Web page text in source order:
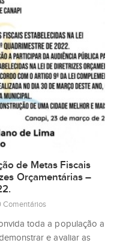
de Metas Fiscais
Orçamentárias –
Comentários
toda a população a
e avaliar as